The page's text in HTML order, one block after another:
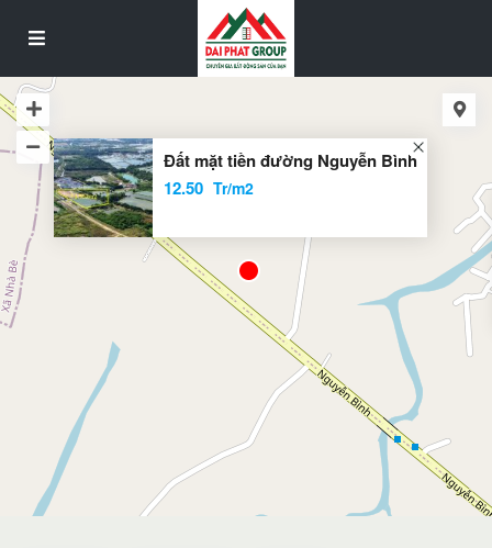
Đất mặt tiền đường Nguyễn Bình
12.50 Tr/m2